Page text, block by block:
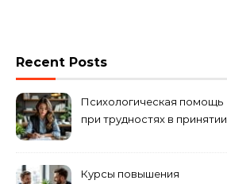
Recent Posts
Психологическая помощь
при трудностях в принятии
Курсы повышения